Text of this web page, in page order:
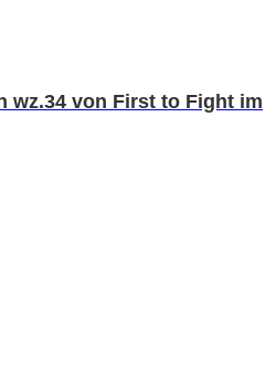
wz.34 von First to Fight im